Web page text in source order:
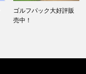
ゴルフパック大好評販
売中！